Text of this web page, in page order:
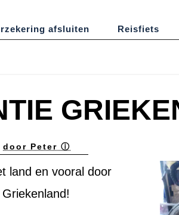
afsluiten Reisfiets
door Peter ⓘ
land en vooral door